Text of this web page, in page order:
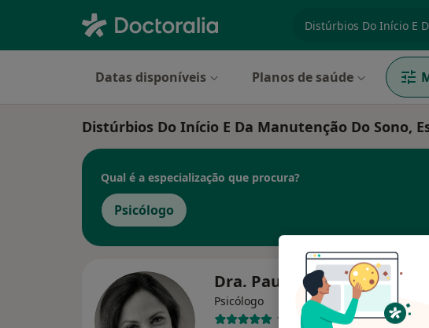
especialidade,
Datas disponíveis Planos de saúde
Distúrbios Do Início E Da Manutenção Do Sono,
Qual é a especialização que procura?
Psicólogo
Dra. Paula Águas
Psicólogo
102 opiniões